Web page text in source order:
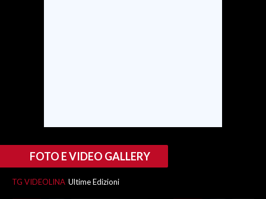
ANNUNCI
NECROLOGI
FOTO E VIDEO GALLERY
TG VIDEOLINA Ultime Edizioni